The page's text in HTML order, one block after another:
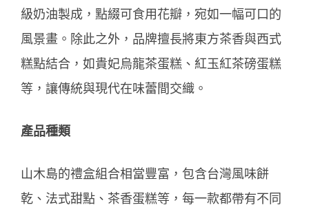
級奶油製成，點綴可食用花瓣，宛如一幅可口的
風景畫。除此之外，品牌擅長將東方茶香與西式
糕點結合，如貴妃烏龍茶蛋糕、紅玉紅茶磅蛋糕
等，讓傳統與現代在味蕾間交織。
產品種類
山木島的禮盒組合相當豐富，包含台灣風味餅
乾、法式甜點、茶香蛋糕等，每一款都帶有不同